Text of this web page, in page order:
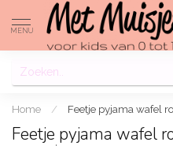
MENU
Home / Feetje pyjama wafel
Feetje pyjama wafel